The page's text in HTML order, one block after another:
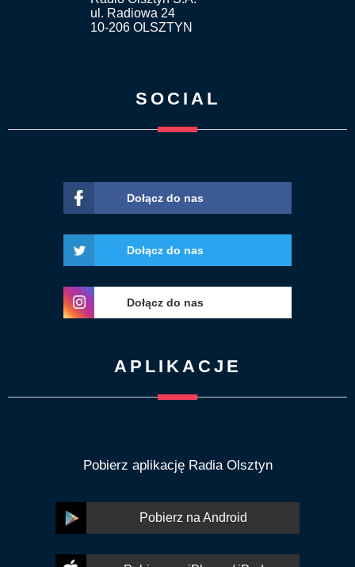
ul. Radiowa 24
10-206 OLSZTYN
SOCIAL
Dołącz do nas
Dołącz do nas
Dołącz do nas
APLIKACJE
Pobierz aplikację Radia Olsztyn
Pobierz na Android